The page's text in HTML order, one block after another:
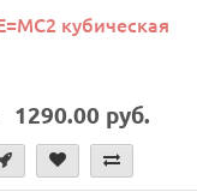
кубическая
1290.00 руб.